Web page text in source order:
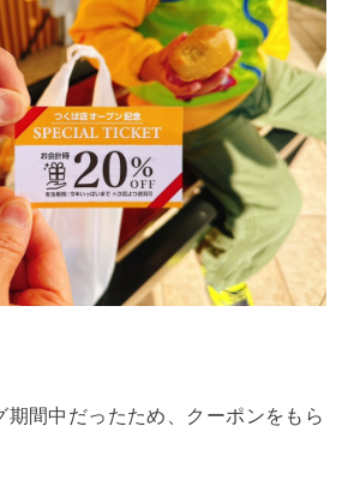
期間中だったため、クーポンをもら